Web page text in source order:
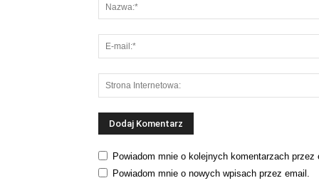
Powiadom mnie o kolejnych komentarzach przez
Powiadom mnie o nowych wpisach przez email.